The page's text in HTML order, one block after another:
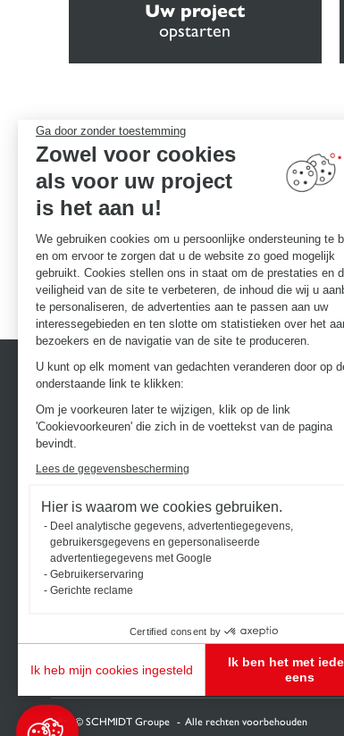
Ga door zonder toestemming
Zowel voor cookies
als voor uw project
is het aan u!
We gebruiken cookies om u persoonlijke ondersteuning te
en om ervoor te zorgen dat u de website zo goed mogelijk
gebruikt. Cookies stellen ons in staat om de prestaties en
veiligheid van de site te verbeteren, de inhoud die wij u
te personaliseren, de advertenties aan te passen aan uw
interessegebieden en ten slotte om statistieken over het
bezoekers en de navigatie van de site te produceren.
U kunt op elk moment van gedachten veranderen door op
onderstaande link te klikken:
Om je voorkeuren later te wijzigen, klik op de link
'Cookievoorkeuren' die zich in de voettekst van de pagina
bevindt.
Lees de gegevensbescherming
Hier is waarom we cookies gebruiken.
Deel analytische gegevens, advertentiegegevens,
gebruikersgegevens en gepersonaliseerde
advertentiegegevens met Google
Gebruikerservaring
Gerichte reclame
Certified consent by
Ik heb mijn cookies ingesteld
Ik ben het met
eens
Axeptio consent
Ons platform stelt u in staat om uw privacy-instellingen naar wens aan te
Uw project
opstarten
Het
Garanties voor
ONTDEK HET UNIVERSUM VAN
SCHMIDT
Keukens op maat
Badkamers op maat
2026 © SCHMIDT Groupe Alle rechten voorbehouden